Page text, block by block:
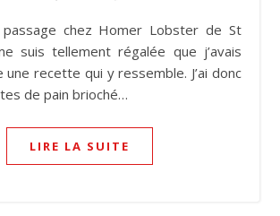
suis tellement régalée que j’avais
recette qui y ressemble. J’ai donc
de pain brioché…
LIRE LA SUITE